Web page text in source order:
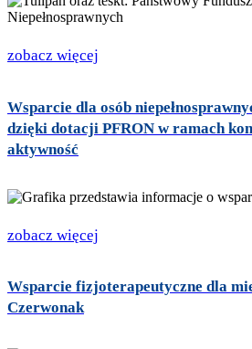
zobacz więcej
Wsparcie dla osób
dzięki dotacji PFRON w ramach
aktywność
zobacz więcej
Wsparcie fizjoterapeutyczne dla
Czerwonak